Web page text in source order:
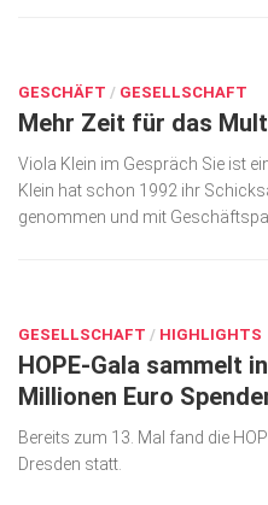
GESCHÄFT / GESELLSCHAFT
Mehr Zeit für das
Viola Klein im Gespräch Sie ist
Klein hat schon 1992 ihr
genommen und mit
GESELLSCHAFT / HIGHLIGHTS
HOPE-Gala sammelt
Millionen Euro
Bereits zum 13. Mal fand die
Dresden statt.